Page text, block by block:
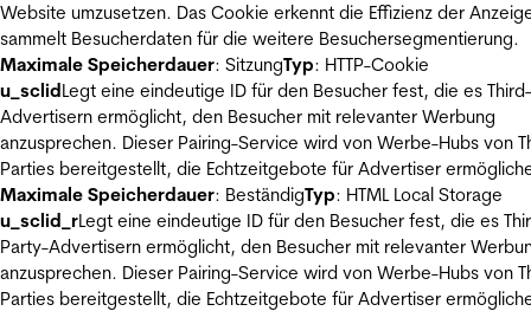
Website umzusetzen. Das Cookie erkennt die Effizienz der
sammelt Besucherdaten für die weitere Besuchersegmentierung.
Maximale Speicherdauer: SitzungTyp: HTTP-Cookie
u_sclidLegt eine eindeutige ID für den Besucher fest, die es
Advertisern ermöglicht, den Besucher mit relevanter Werbung
anzusprechen. Dieser Pairing-Service wird von Werbe-Hubs von
Parties bereitgestellt, die Echtzeitgebote für Advertiser
Maximale Speicherdauer: BeständigTyp: HTML Local Storage
u_sclid_rLegt eine eindeutige ID für den Besucher fest, die es
Party-Advertisern ermöglicht, den Besucher mit relevanter
anzusprechen. Dieser Pairing-Service wird von Werbe-Hubs von
Parties bereitgestellt, die Echtzeitgebote für Advertiser